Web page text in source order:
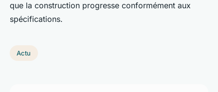
que la construction progresse conformément aux
spécifications.
Actu